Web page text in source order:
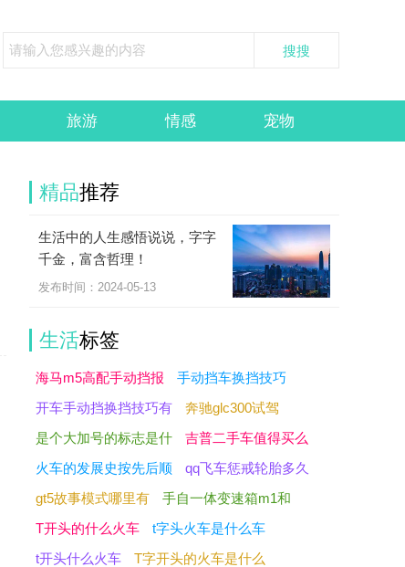
旅游 情感 宠物
精品推荐
生活中的人生感悟说说，字字
千金，富含哲理！
发布时间：2024-05-13
生活标签
海马m5高配手动挡报
手动挡车换挡技巧
开车手动挡换挡技巧有
奔驰glc300试驾
是个大加号的标志是什
吉普二手车值得买么
火车的发展史按先后顺
qq飞车惩戒轮胎多久
gt5故事模式哪里有
手自一体变速箱m1和
T开头的什么火车
t字头火车是什么车
t开头什么火车
T字开头的火车是什么